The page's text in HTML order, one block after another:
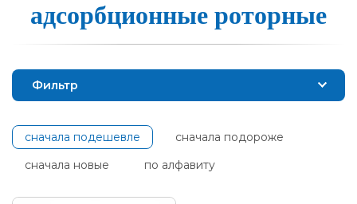
ад­сор­бци­он­ные ро­тор­ные
Фильтр
сначала подешевле
сначала подороже
сначала новые
по алфавиту